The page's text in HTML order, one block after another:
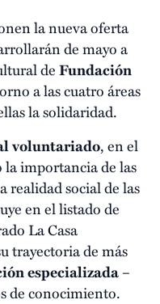
la nueva oferta
de mayo a
deFundación
a las cuatro áreas
la solidaridad.
voluntariado, en el
la importancia de las
realidad social de las
en el listado de
La Casa
trayectoria de más
especializada–
de conocimiento.